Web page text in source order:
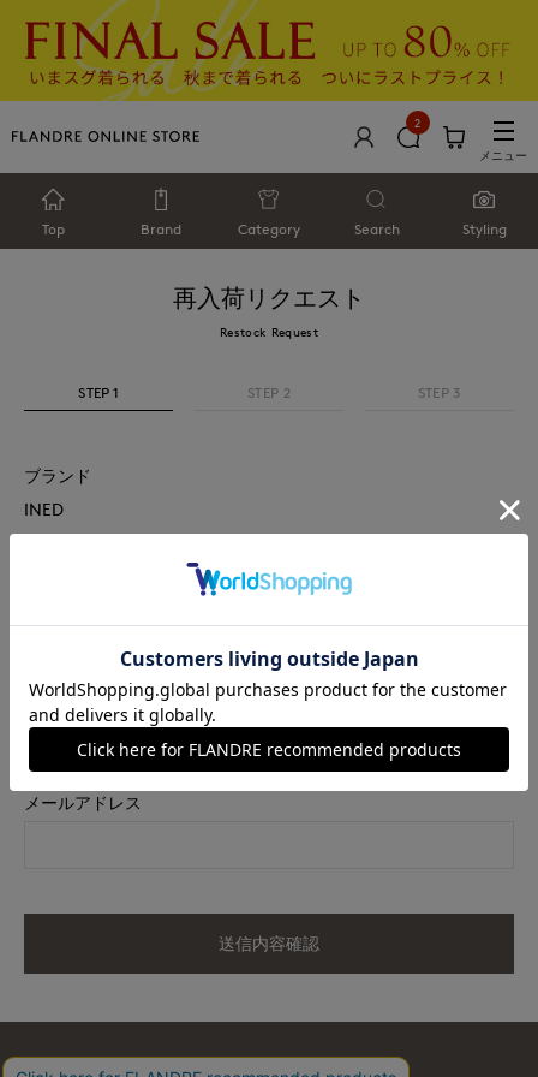
2
メニュー
Top Brand Category Search Styling
再入荷リクエスト
Restock Request
STEP 1 STEP 2 STEP 3
ブランド
INED
サイズ
メールアドレス
送信内容確認